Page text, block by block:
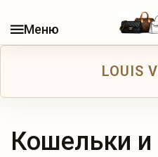
В
LOUIS
Кошельки и